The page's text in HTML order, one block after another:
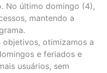
No último domingo (4),
mantendo a
objetivos, otimizamos a
e feriados e
usuários, sem